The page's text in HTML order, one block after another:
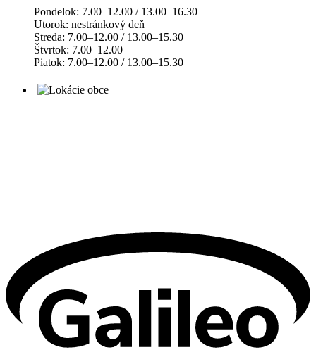
Pondelok: 7.00–12.00 / 13.00–16.30
Utorok: nestránkový deň
Streda: 7.00–12.00 / 13.00–15.30
Štvrtok: 7.00–12.00
Piatok: 7.00–12.00 / 13.00–15.30